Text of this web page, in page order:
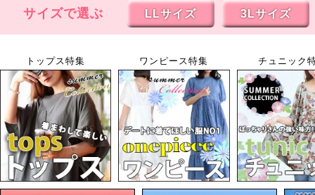
サイズで選ぶ LLサイズ 3Lサイズ
トップス特集 ワンピース特集 チュニック